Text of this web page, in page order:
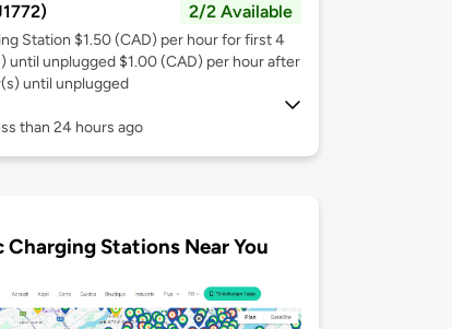
2/2 Available
Station $1.50 (CAD) per hour for first 4
until unplugged $1.00 (CAD) per hour after
until unplugged
than 24 hours ago
Charging Stations Near You